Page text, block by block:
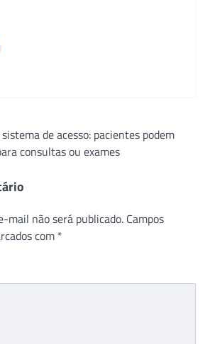
de acesso: pacientes podem
consultas ou exames
mail não será publicado. Campos
com *